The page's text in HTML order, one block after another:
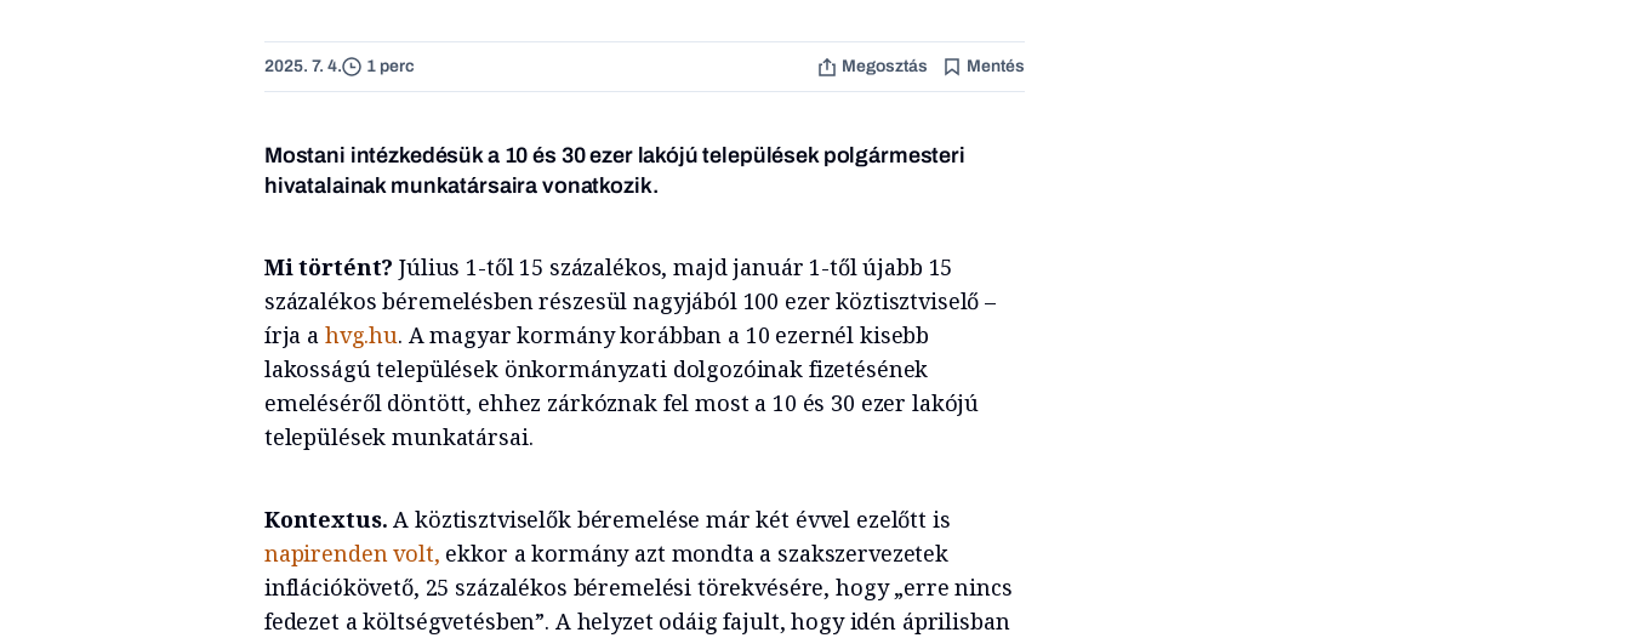
2025. 7. 4. 1 perc Megosztás Mentés
Mostani intézkedésük a 10 és 30 ezer lakójú települések polgármesteri
hivatalainak munkatársaira vonatkozik.
Mi történt? Július 1-től 15 százalékos, majd január 1-től újabb 15
százalékos béremelésben részesül nagyjából 100 ezer köztisztviselő –
írja a hvg.hu. A magyar kormány korábban a 10 ezernél kisebb
lakosságú települések önkormányzati dolgozóinak fizetésének
emeléséről döntött, ehhez zárkóznak fel most a 10 és 30 ezer lakójú
települések munkatársai.
Kontextus. A köztisztviselők béremelése már két évvel ezelőtt is
napirenden volt, ekkor a kormány azt mondta a szakszervezetek
inflációkövető, 25 százalékos béremelési törekvésére, hogy „erre nincs
fedezet a költségvetésben”. A helyzet odáig fajult, hogy idén áprilisban